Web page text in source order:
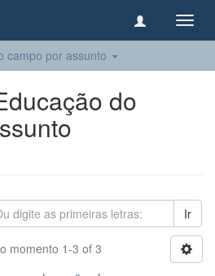
campo por assunto
do
Ir
momento 1-3 of 3